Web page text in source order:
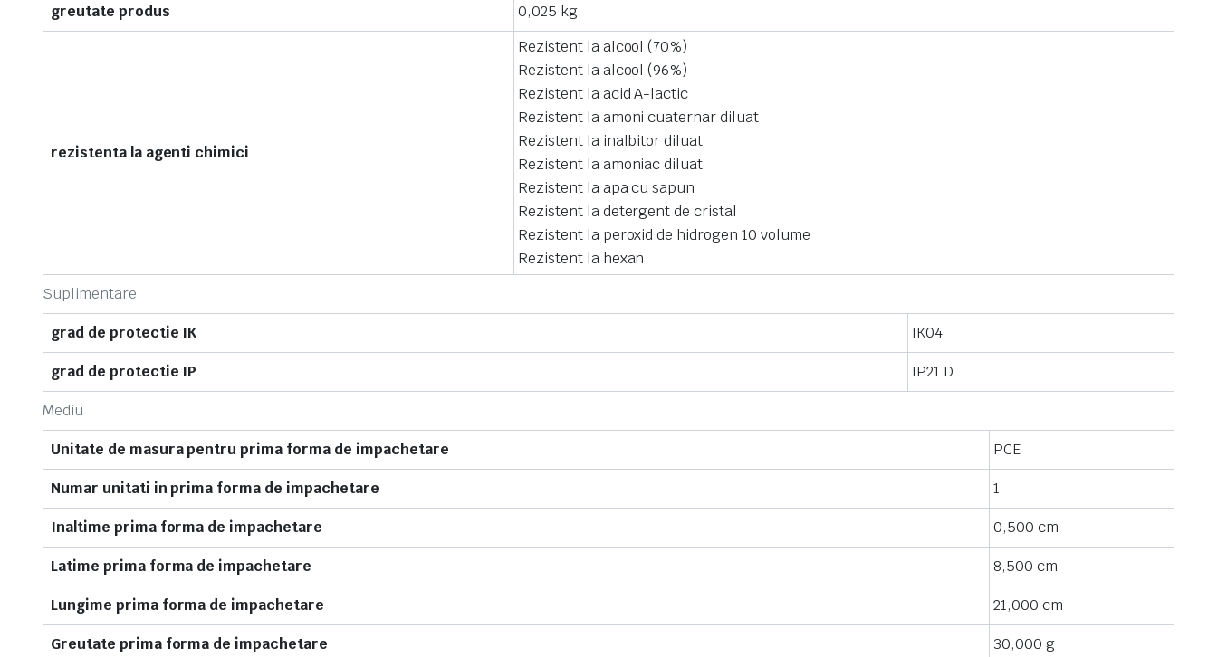
Suplimentare
greutate produs 0,025 kg
rezistenta la agenti chimici
Rezistent la alcool (70%)
Rezistent la alcool (96%)
Rezistent la acid A-lactic
Rezistent la amoni cuaternar diluat
Rezistent la inalbitor diluat
Rezistent la amoniac diluat
Rezistent la apa cu sapun
Rezistent la detergent de cristal
Rezistent la peroxid de hidrogen 10 volume
Rezistent la hexan
Mediu
grad de protectie IK IK04
grad de protectie IP IP21 D
Unitate de masura pentru prima forma de impachetare PCE
Numar unitati in prima forma de impachetare 1
Inaltime prima forma de impachetare 0,500 cm
Latime prima forma de impachetare 8,500 cm
Lungime prima forma de impachetare 21,000 cm
Greutate prima forma de impachetare 30,000 g